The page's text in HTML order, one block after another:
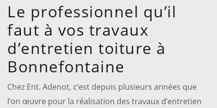
Le professionnel qu’il
faut à vos travaux
d’entretien toiture à
Bonnefontaine
Chez Ent. Adenot, c’est depuis plusieurs années que
l’on œuvre pour la réalisation des travaux d’entretien